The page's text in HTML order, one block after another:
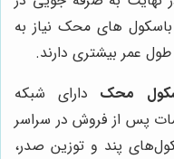
های محک نیاز به
عمر بیشتری دارند.
محک دارای شبکه
پس از فروش در سراسر
پند و توزین صدر،